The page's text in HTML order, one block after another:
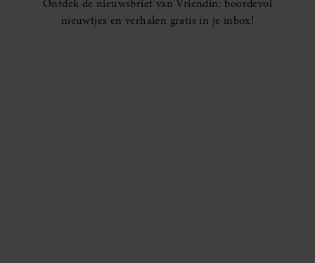
Ontdek de nieuwsbrief van Vriendin: boordevol
nieuwtjes en verhalen gratis in je inbox!